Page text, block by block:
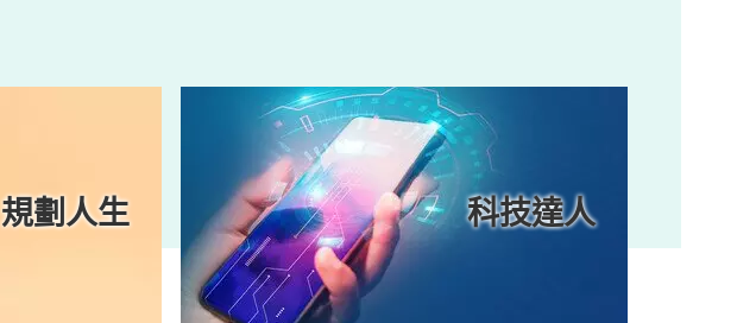
規劃人生 科技達人